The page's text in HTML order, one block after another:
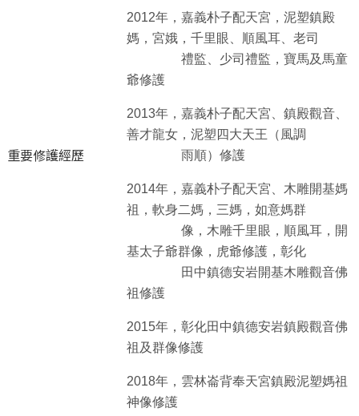
重要修護經歷
2012年，嘉義朴子配天宮，泥塑鎮殿
媽，宮娥，千里眼、順風耳、老司
禮監、少司禮監，寶馬及馬童
爺修護
2013年，嘉義朴子配天宮、鎮殿觀音、
善才龍女，泥塑四大天王（風調
雨順）修護
2014年，嘉義朴子配天宮、木雕開基媽
祖，軟身二媽，三媽，如意媽群
像，木雕千里眼，順風耳，開
基太子爺群像，虎爺修護，彰化
田中鎮德安岩開基木雕觀音佛
祖修護
2015年，彰化田中鎮德安岩鎮殿觀音佛
祖及群像修護
2018年，雲林崙背奉天宮鎮殿泥塑媽祖
神像修護